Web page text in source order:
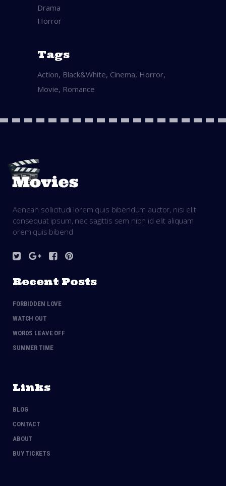
Drama
Horror
Tags
Action Black&White Cinema Horror
Movie Romance
Aenean sollicitudi lorem quis bibendum auctor, nisi elit
consequat ipsum, nec sagittis sem nibh id elit aliquam
orem quis bibend
Recent Posts
FORBIDDEN LOVE
WATCH OUT
WORDS LEAVE OFF
SUMMER TIME
Links
BLOG
CONTACT
ABOUT
BUY TICKETS